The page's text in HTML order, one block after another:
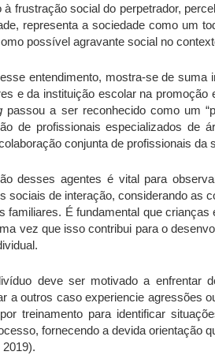
à frustração social do perpetrador,
representa a sociedade como um
possível agravante social no
entendimento, mostra-se de suma
e da instituição escolar na
passou a ser reconhecido como um
de profissionais especializados de
conjunta de profissionais da
desses agentes é vital para
sociais de interação, considerando as
familiares. É fundamental que
vez que isso contribui para o
deve ser motivado a enfrentar
a outros caso experiencie agressões
treinamento para identificar
fornecendo a devida orientação